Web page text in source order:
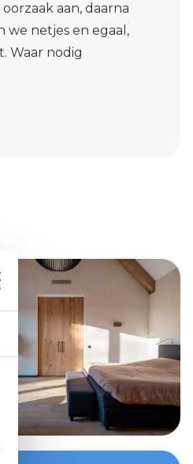
aan, daarna
we netjes en egaal,
Waar nodig